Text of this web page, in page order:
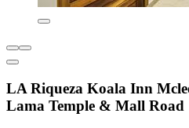
LA Riqueza Koala Inn
Lama Temple & Mall Road